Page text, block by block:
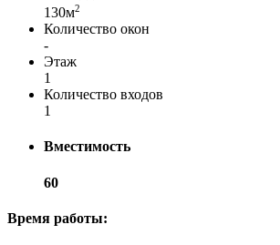
130м2
Количество окон
-
Этаж
1
Количество входов
1
Вместимость
60
Время работы: